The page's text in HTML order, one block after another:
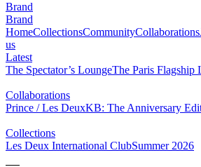
Brand
Brand
HomeCollectionsCommunityCollaborations
us
Latest
The Spectator’s LoungeThe Paris Flagship
Collaborations
Prince / Les DeuxKB: The Anniversary
Collections
Les Deux International ClubSummer 2026